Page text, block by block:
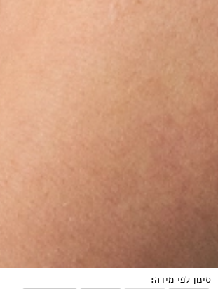
סינון לפי מידה: